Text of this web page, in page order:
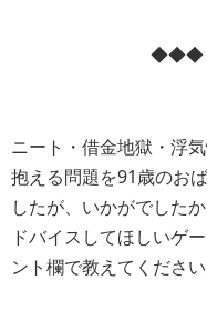
ニート・借金地獄・浮
抱える問題を91歳のお
したが、いかがでした
ドバイスしてほしいゲ
ント欄で教えてください